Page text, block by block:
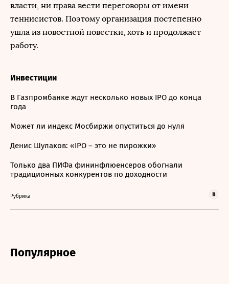
власти, ни права вести переговоры от имени
теннисистов. Поэтому организация постепенно
ушла из новостной повестки, хоть и продолжает
работу.
Инвестиции
В Газпромбанке ждут несколько новых IPO до конца
года
Может ли индекс Мосбиржи опуститься до нуля
Денис Шулаков: «IPO – это не пирожки»
Только два ПИФа фининфлюенсеров обогнали
традиционных конкурентов по доходности
Рубрика
Популярное